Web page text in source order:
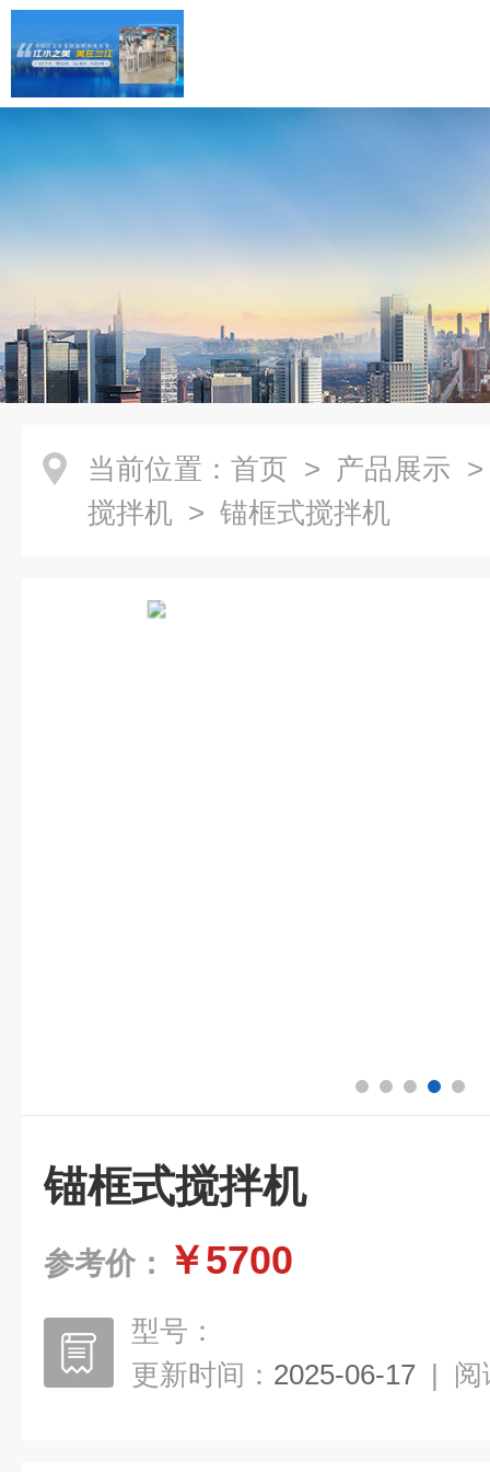
当前位置： 首页 > 产品展示
搅拌机 > 锚框式搅拌机
锚框式搅拌机
参考价： ￥5700
型号：
更新时间： 2025-06-17 | 阅